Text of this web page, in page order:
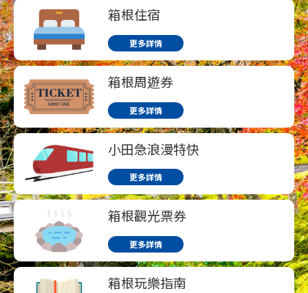
箱根住宿
更多詳情
箱根周遊券
更多詳情
小田急浪漫特快
更多詳情
箱根觀光票券
更多詳情
箱根玩樂指南